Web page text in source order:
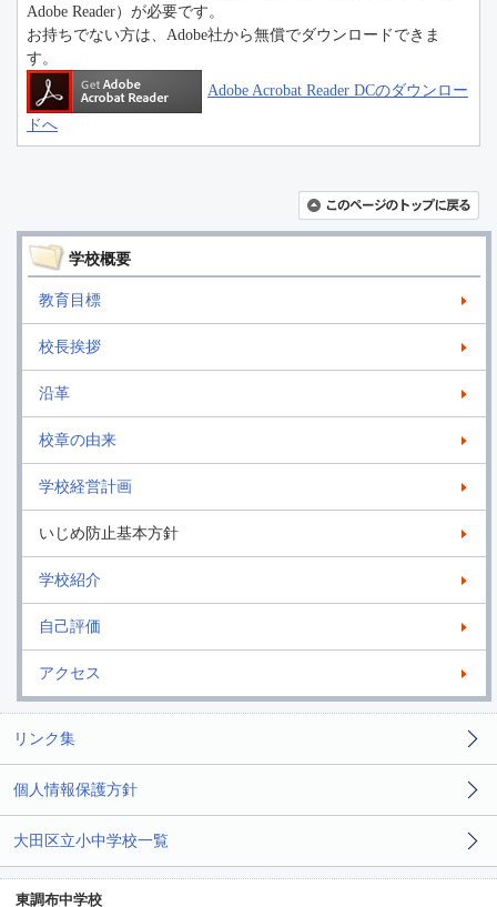
Adobe Reader）が必要です。
お持ちでない方は、Adobe社から無償でダウンロードできま
す。
Adobe Acrobat Reader DCのダウンロー
ドへ
学校概要
教育目標
校長挨拶
沿革
校章の由来
学校経営計画
いじめ防止基本方針
学校紹介
自己評価
アクセス
リンク集
個人情報保護方針
大田区立小中学校一覧
東調布中学校